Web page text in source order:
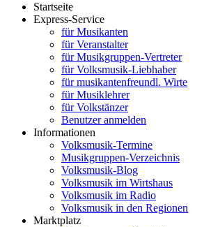
Startseite
Express-Service
für Musikanten
für Veranstalter
für Musikgruppen-Vertreter
für Volksmusik-Liebhaber
für musikantenfreundl. Wirte
für Musiklehrer
für Volkstänzer
Benutzer anmelden
Informationen
Volksmusik-Termine
Musikgruppen-Verzeichnis
Volksmusik-Blog
Volksmusik im Wirtshaus
Volksmusik im Radio
Volksmusik in den Regionen
Marktplatz